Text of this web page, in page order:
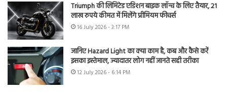
Triumph की लिमिटेड एडिशन बाइक लॉन्च के लिए तैयार, 21
लाख रुपये कीमत में मिलेंगे प्रीमियम फीचर्स
16 July 2026 - 3:17 PM
जानिए Hazard Light का क्या काम है, कब और कैसे करें
इसका इस्तेमाल, ज्यादातर लोग नहीं जानते सही तरीका
12 July 2026 - 6:14 PM